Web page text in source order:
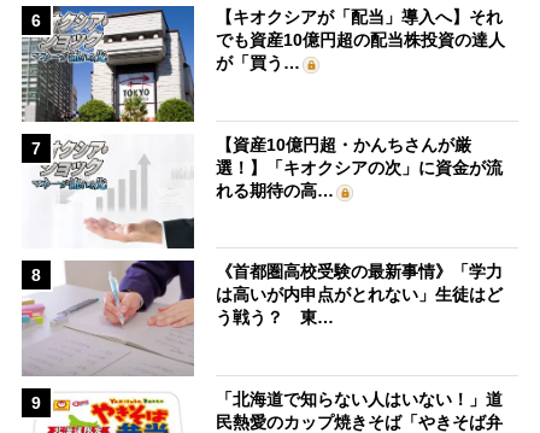
6
【キオクシアが「配当」導入へ】それ
でも資産10億円超の配当株投資の達人
が「買う…
7
【資産10億円超・かんちさんが厳
選！】「キオクシアの次」に資金が流
れる期待の高…
8
《首都圏高校受験の最新事情》「学力
は高いが内申点がとれない」生徒はど
う戦う？ 東…
9
「北海道で知らない人はいない！」道
民熱愛のカップ焼きそば「やきそば弁